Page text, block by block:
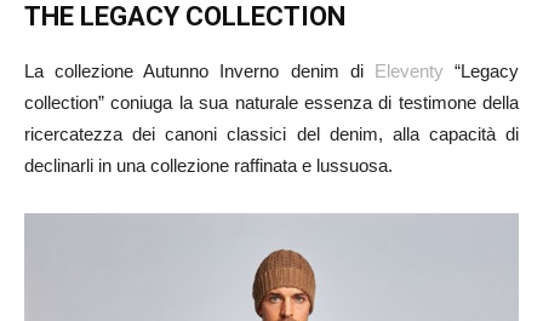
THE LEGACY COLLECTION
La collezione Autunno Inverno denim di Eleventy “Legacy
collection” coniuga la sua naturale essenza di testimone della
ricercatezza dei canoni classici del denim, alla capacità di
declinarli in una collezione raffinata e lussuosa.